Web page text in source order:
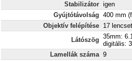
Stabilizátor igen
Gyújtótávolság 400 mm
Objektív felépítése 17
Látószög 35mm:
digitális:
Lamellák száma 9